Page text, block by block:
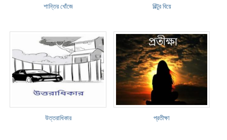
শান্তির খোঁজে বিল্টুর বিয়ে
উত্তরাধিকার প্রতীক্ষা